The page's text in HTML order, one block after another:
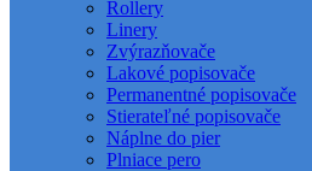
Rollery
Linery
Zvýrazňovače
Lakové popisovače
Permanentné popisovače
Stierateľné popisovače
Náplne do pier
Plniace pero